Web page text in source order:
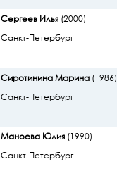
Сергеев Илья(2000)
Санкт-Петербург
Сиротинина Марина(1986)
Санкт-Петербург
Маноева Юлия(1990)
Санкт-Петербург